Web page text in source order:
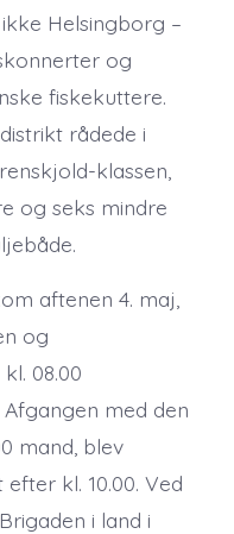
Helsingborg –
og
fiskekuttere.
rådede i
klassen,
og seks mindre
aftenen 4. maj,
og
08.00
med den
mand, blev
kl. 10.00. Ved
i land i